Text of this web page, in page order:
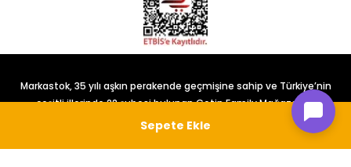
Markastok, 35 yılı aşkın perakende geçmişine sahip ve Türkiye’nin
çeşitli illerinde 22 şubesi bulunan Çetin Family Mağazacılık
tarafından kurulmuştur.